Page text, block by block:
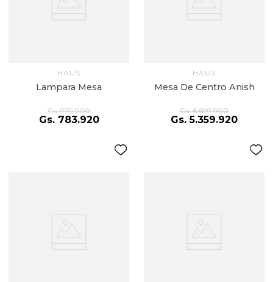
HAUS
Lampara Mesa
Gs. 979.900
Gs. 783.920
HAUS
Mesa De Centro Anish
Gs. 6.699.900
Gs. 5.359.920